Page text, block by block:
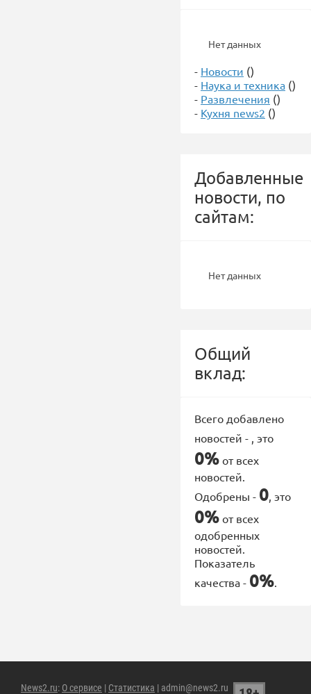
Нет данных
- Новости ()
- Наука и техника ()
- Развлечения ()
- Кухня news2 ()
Добавленные
новости, по
сайтам:
Нет данных
Общий
вклад:
Всего добавлено
новостей - , это
0% от всех
новостей.
Одобрены - 0, это
0% от всех
одобренных
новостей.
Показатель
качества - 0%.
News2.ru: О сервисе | Статистика | admin@news2.ru